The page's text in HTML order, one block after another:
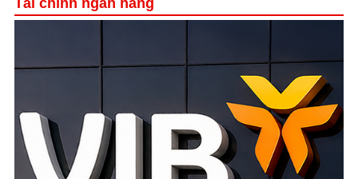
Tài chính ngân hàng